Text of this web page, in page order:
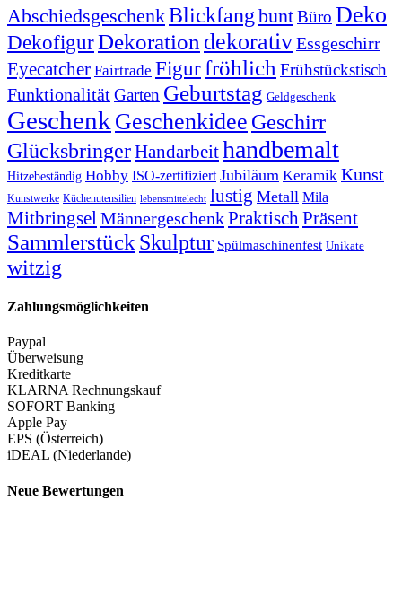
AbschiedsgeschenkBlickfang buntBüro Deko
DekofigurDekoration dekorativEssgeschirr
Eyecatcher Fairtrade Figurfröhlich Frühstückstisch
FunktionalitätGarten Geburtstag Geldgeschenk
Geschenk Geschenkidee Geschirr
GlücksbringerHandarbeithandbemalt
Hitzebeständig Hobby ISO-zertifiziert Jubiläum Keramik Kunst
Kunstwerke Küchenutensilien lebensmittelecht lustig Metall Mila
MitbringselMännergeschenkPraktischPräsent
Sammlerstück Skulptur Spülmaschinenfest Unikate
witzig
Zahlungsmöglichkeiten
Paypal
Überweisung
Kreditkarte
KLARNA Rechnungskauf
SOFORT Banking
Apple Pay
EPS (Österreich)
iDEAL (Niederlande)
Neue Bewertungen